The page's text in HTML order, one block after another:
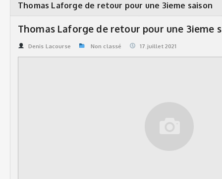
GALERIE PHOTOS
STATISTIQUES
ORGANISATION
JOUEURS
CALENDRIER
COMMANDITAIRES
STATISTIQUES DE LA LIGUE
Thomas Laforge de retour pour une 3ieme saison
Thomas Laforge de retour pour une 3ieme
Denis Lacourse Non classé 17.juillet 2021